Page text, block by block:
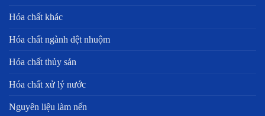
Hóa chất khác
Hóa chất ngành dệt nhuộm
Hóa chất thủy sản
Hóa chất xử lý nước
Nguyên liệu làm nến